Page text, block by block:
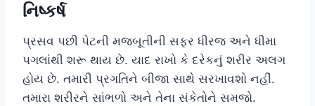
નિષ્કર્ષ
પ્રસવ પછી પેટની મજબૂતીની સફર ધીરજ અને ધીમા
પગલાંથી શરૂ થાય છે. યાદ રાખો કે દરેકનું શરીર અલગ
હોય છે. તમારી પ્રગતિને બીજા સાથે સરખાવશો નહીં.
તમારા શરીરને સાંભળો અને તેના સંકેતોને સમજો.